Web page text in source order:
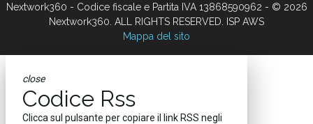
Nextwork360 - Codice fiscale e Partita IVA 13868590962 - © 2026
Nextwork360. ALL RIGHTS RESERVED. ISP AWS
Mappa del sito
close
Codice Rss
Clicca sul pulsante per copiare il link RSS negli